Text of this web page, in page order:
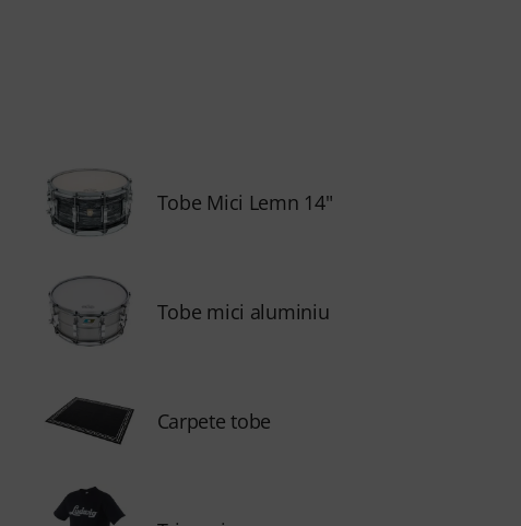
Tobe Mici Lemn 14"
Tobe mici aluminiu
Carpete tobe